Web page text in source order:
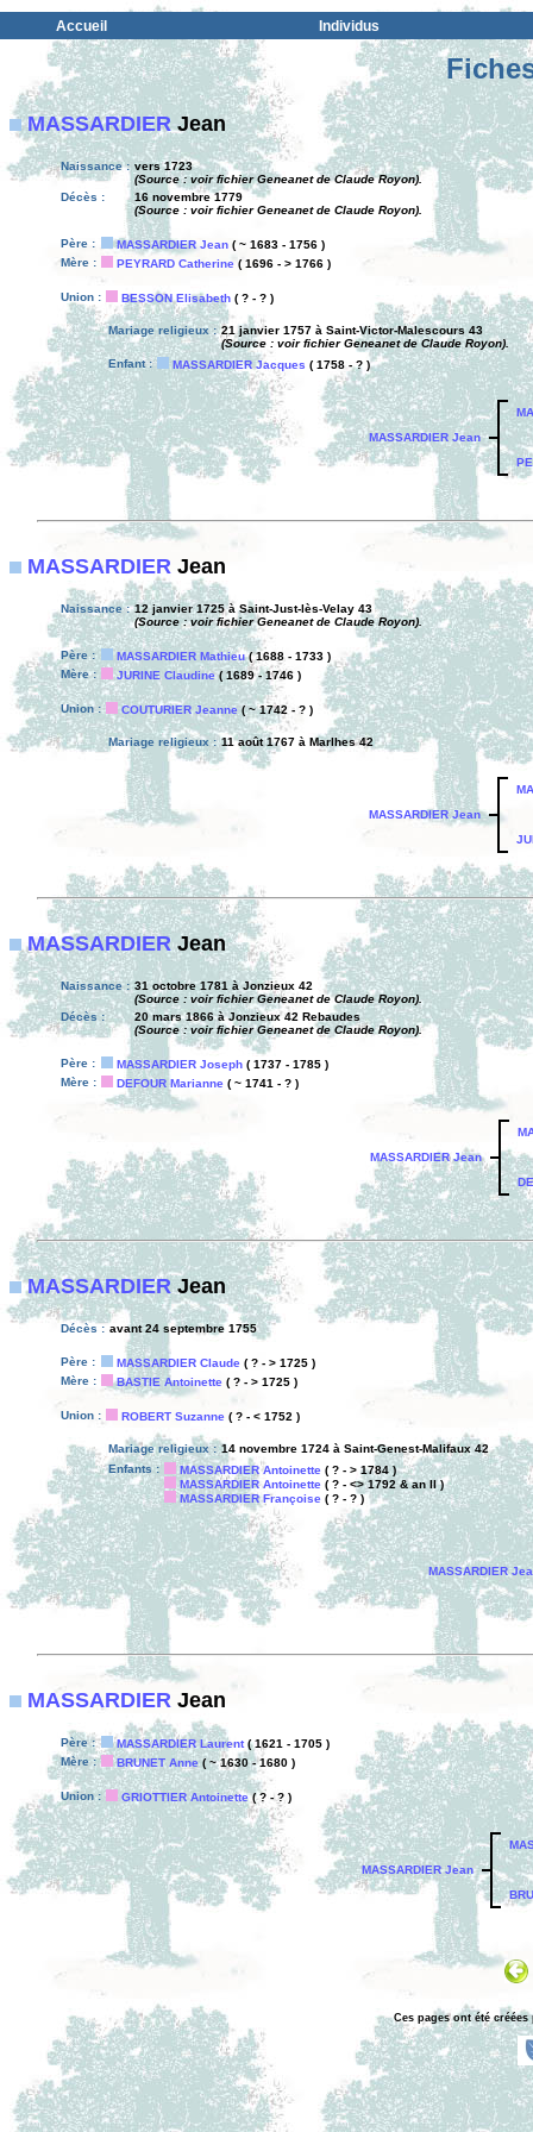
Accueil Individus
MASSARDIERJean
Naissance : vers 1723
(Source : voir fichier Geneanet de Claude Royon).
Décès :
16 novembre 1779
(Source : voir fichier Geneanet de Claude Royon).
Père : MASSARDIER Jean ( ~ 1683 - 1756 )
Mère :
PEYRARD Catherine ( 1696 - > 1766 )
Union : BESSON Elisabeth ( ? - ? )
Mariage religieux : 21 janvier 1757 à Saint-Victor-Malescours 43
(Source : voir fichier Geneanet de Claude Royon).
Enfant :
MASSARDIER Jacques ( 1758 - ? )
MASSARDIER Jean
MASSARDIER Jean
Naissance : 12 janvier 1725 à Saint-Just-lès-Velay 43
(Source : voir fichier Geneanet de Claude Royon).
Père : MASSARDIER Mathieu( 1688 - 1733 )
Mère :
JURINE Claudine( 1689 - 1746 )
Union : COUTURIER Jeanne( ~ 1742 - ? )
Mariage religieux : 11 août 1767 à Marlhes 42
MASSARDIER Jean
MASSARDIERJean
Naissance : 31 octobre 1781 à Jonzieux 42
(Source : voir fichier Geneanet de Claude Royon).
Décès :
20 mars 1866 à Jonzieux 42 Rebaudes
(Source : voir fichier Geneanet de Claude Royon).
Père : MASSARDIER Joseph ( 1737 - 1785 )
Mère :
DEFOUR Marianne ( ~ 1741 - ? )
MASSARDIER Jean
MASSARDIERJean
Décès : avant 24 septembre 1755
Père : MASSARDIER Claude ( ? - > 1725 )
Mère :
BASTIE Antoinette ( ? - > 1725 )
Union : ROBERT Suzanne ( ? - < 1752 )
Mariage religieux : 14 novembre 1724 à Saint-Genest-Malifaux 42
Enfants :
MASSARDIER Antoinette ( ? - > 1784 )
MASSARDIER Antoinette ( ? - <> 1792 & an II )
MASSARDIER Françoise ( ? - ? )
MASSARDIER
MASSARDIER Jean
Père : MASSARDIER Laurent( 1621 - 1705 )
Mère :
BRUNET Anne( ~ 1630 - 1680 )
Union : GRIOTTIER Antoinette( ? - ? )
MASSARDIER Jean
Ces pages ont été